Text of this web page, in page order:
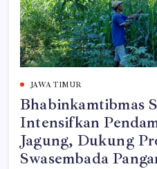
JAWA TIMUR
Bhabinkamtibmas
Intensifkan
Jagung, Dukung
Swasembada